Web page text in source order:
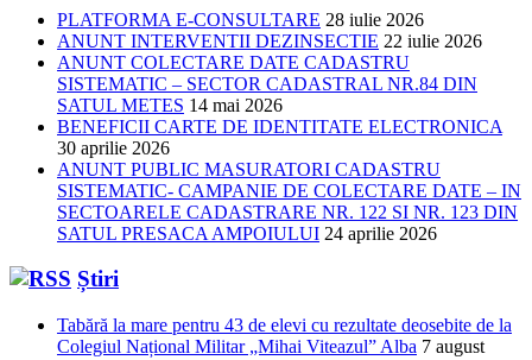
PLATFORMA E-CONSULTARE 28 iulie 2026
ANUNT INTERVENTII DEZINSECTIE 22 iulie 2026
ANUNT COLECTARE DATE CADASTRU
SISTEMATIC – SECTOR CADASTRAL NR.84 DIN
SATUL METES 14 mai 2026
BENEFICII CARTE DE IDENTITATE ELECTRONICA
30 aprilie 2026
ANUNT PUBLIC MASURATORI CADASTRU
SISTEMATIC- CAMPANIE DE COLECTARE DATE – IN
SECTOARELE CADASTRARE NR. 122 SI NR. 123 DIN
SATUL PRESACA AMPOIULUI 24 aprilie 2026
Știri
Tabără la mare pentru 43 de elevi cu rezultate deosebite de la
Colegiul Național Militar „Mihai Viteazul” Alba 7 august